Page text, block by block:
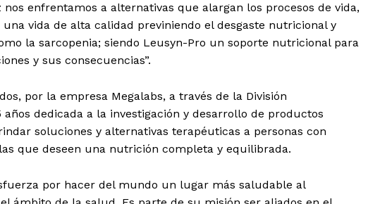
Pujols
Albert Pujols
enfrentamos a alternativas que alargan los procesos de vida,
vida de alta calidad previniendo el desgaste nutricional y
la sarcopenia; siendo Leusyn-Pro un soporte nutricional para
y sus consecuencias”.
por la empresa Megalabs, a través de la División
dedicada a la investigación y desarrollo de productos
soluciones y alternativas terapéuticas a personas con
que deseen una nutrición completa y equilibrada.
por hacer del mundo un lugar más saludable al